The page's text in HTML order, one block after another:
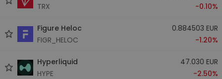
TRX
-0.10%
Figure Heloc
FIGR_HELOC
0.884503 EUR
-1.20%
Hyperliquid
HYPE
47.030 EUR
-2.50%